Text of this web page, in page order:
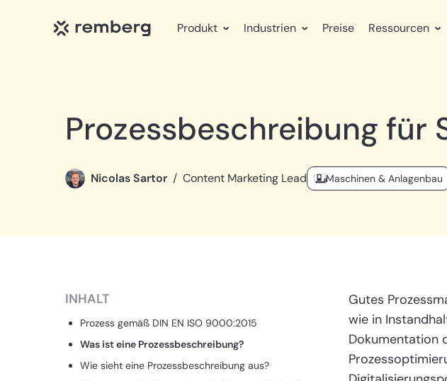
Produkt Industrien Preise Ressourcen
Prozessbeschreibung für
Nicolas Sartor / Content Marketing Lead Maschinen & Anlagenbau
INHALT
Prozess gemäß DIN EN ISO 9000:2015
Was ist eine Prozessbeschreibung?
Wie sieht eine Prozessbeschreibung aus?
Gutes
wie in
Dokumentation